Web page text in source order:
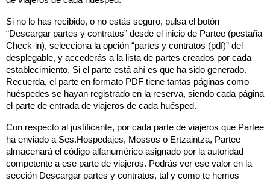
Si no lo has recibido, o no estás seguro, pulsa el botón
“Descargar partes y contratos” desde el inicio de Partee (pestaña
Check-in), selecciona la opción “partes y contratos (pdf)” del
desplegable, y accederás a la lista de partes creados por cada
establecimiento. Si el parte está ahí es que ha sido generado.
Recuerda, el parte en formato PDF tiene tantas páginas como
huéspedes se hayan registrado en la reserva, siendo cada página
el parte de entrada de viajeros de cada huésped.
Con respecto al justificante, por cada parte de viajeros que Partee
ha enviado a Ses.Hospedajes, Mossos o Ertzaintza, Partee
almacenará el código alfanumérico asignado por la autoridad
competente a ese parte de viajeros. Podrás ver ese valor en la
sección Descargar partes y contratos, tal y como te hemos